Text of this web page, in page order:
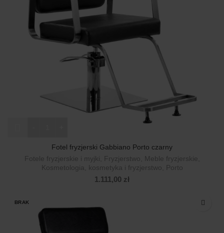
ilość Fotel fryzjerski Gabbiano Porto czarny
Fotel fryzjerski Gabbiano Porto czarny
Fotele fryzjerskie i myjki
Fryzjerstwo Meble fryzjerskie
Kosmetologia, kosmetyka i fryzjerstwo
Porto
1.111,00 zł
BRAK